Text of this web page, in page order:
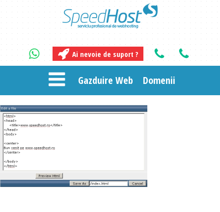
Ai nevoie de suport ?
Gazduire Web Domenii